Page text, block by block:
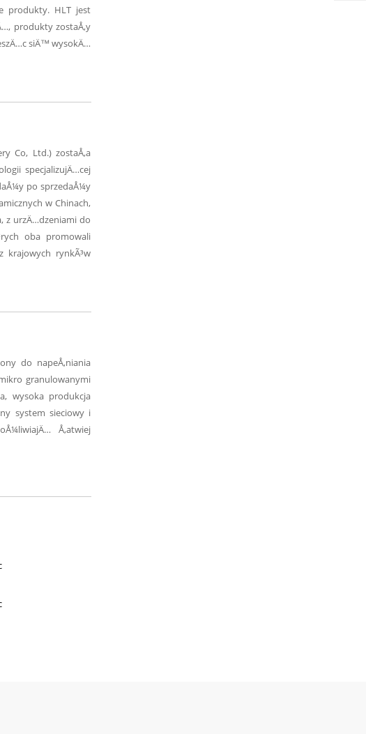
produkty. HLT jest
produkty zostaÅ‚y
siÄ™ wysokÄ…
Co, Ltd.) zostaÅ‚a
specjalizujÄ…cej
po sprzedaÅ¼y
w Chinach,
z urzÄ…dzeniami do
oba promowali
krajowych rynkÃ³w
do napeÅ‚niania
granulowanymi
wysoka produkcja
system sieciowy i
Å‚atwiej